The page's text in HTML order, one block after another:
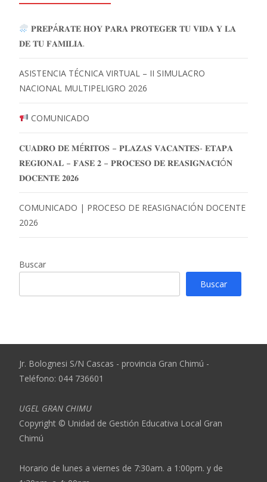
𝐏𝐑𝐄𝐏Á𝐑𝐀𝐓𝐄 𝐇𝐎𝐘 𝐏𝐀𝐑𝐀 𝐏𝐑𝐎𝐓𝐄𝐆𝐄𝐑 𝐓𝐔 𝐕𝐈𝐃𝐀 𝐘 𝐋𝐀
𝐃𝐄 𝐓𝐔 𝐅𝐀𝐌𝐈𝐋𝐈𝐀.
ASISTENCIA TÉCNICA VIRTUAL – II SIMULACRO
NACIONAL MULTIPELIGRO 2026
COMUNICADO
𝐂𝐔𝐀𝐃𝐑𝐎 𝐃𝐄 𝐌É𝐑𝐈𝐓𝐎𝐒 – 𝐏𝐋𝐀𝐙𝐀𝐒 𝐕𝐀𝐂𝐀𝐍𝐓𝐄𝐒- 𝐄𝐓𝐀𝐏𝐀
𝐑𝐄𝐆𝐈𝐎𝐍𝐀𝐋 – 𝐅𝐀𝐒𝐄 𝟐 – 𝐏𝐑𝐎𝐂𝐄𝐒𝐎 𝐃𝐄 𝐑𝐄𝐀𝐒𝐈𝐆𝐍𝐀𝐂𝐈Ó𝐍
𝐃𝐎𝐂𝐄𝐍𝐓𝐄 𝟐𝟎𝟐𝟔
COMUNICADO | PROCESO DE REASIGNACIÓN DOCENTE
2026
Buscar
Buscar
Jr. Bolognesi S/N Cascas - provincia Gran Chimú -
Teléfono: 044 736601
UGEL GRAN CHIMU
Copyright © Unidad de Gestión Educativa Local Gran
Chimú
Horario de lunes a viernes de 7:30am. a 1:00pm. y de